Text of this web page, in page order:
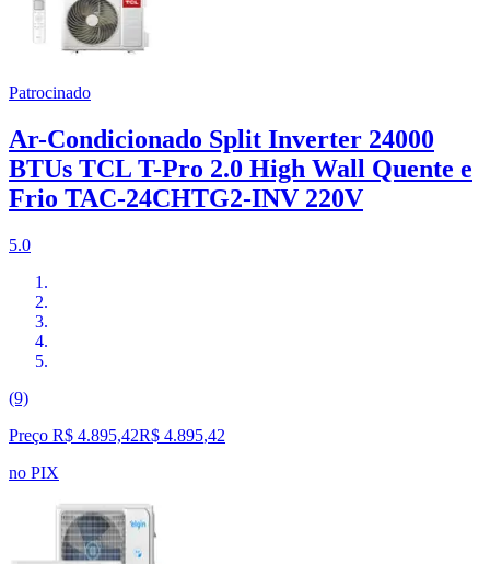
Patrocinado
Ar-Condicionado Split Inverter 24000
BTUs TCL T-Pro 2.0 High Wall Quente e
Frio TAC-24CHTG2-INV 220V
5.0
(9)
Preço R$ 4.895,42R$ 4.895,42
no PIX